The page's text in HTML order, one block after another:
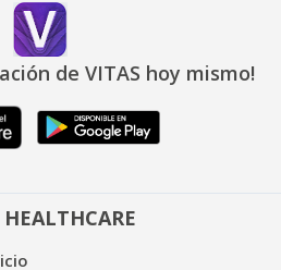
de VITAS hoy mismo!